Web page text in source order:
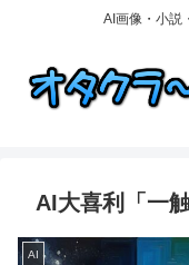
AI画像・小説
AI大喜利「一触
AI